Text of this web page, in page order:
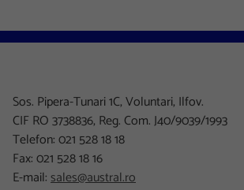
Sos. Pipera-Tunari 1C, Voluntari, Ilfov.
CIF RO 3738836, Reg. Com. J40/9039/1993
Telefon: 021 528 18 18
Fax: 021 528 18 16
E-mail:sales@austral.ro